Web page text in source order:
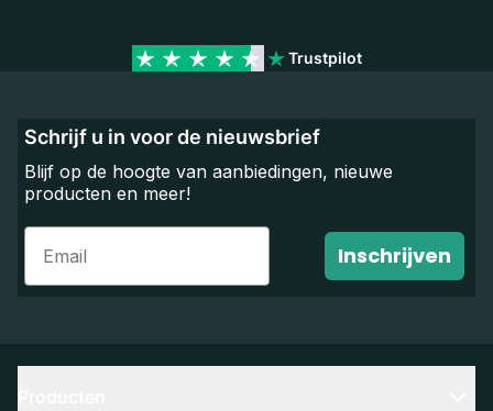
Trustpilot
Schrijf u in voor de nieuwsbrief
Blijf op de hoogte van aanbiedingen, nieuwe
producten en meer!
Email
Inschrijven